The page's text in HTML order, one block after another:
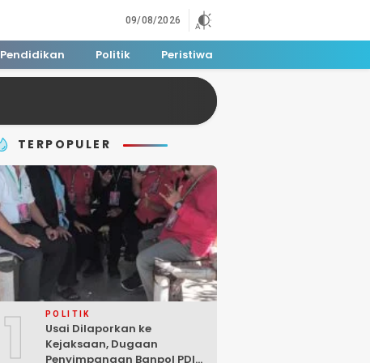
09/08/2026
Pendidikan Politik Peristiwa
TERPOPULER
1 POLITIK
Usai Dilaporkan ke
Kejaksaan, Dugaan
Penyimpangan Banpol PDIP